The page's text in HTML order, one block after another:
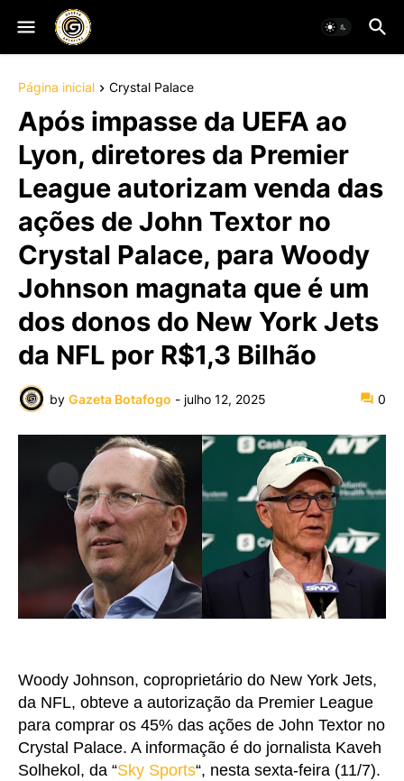
Página inicial Crystal Palace
Após impasse da UEFA ao
Lyon, diretores da Premier
League autorizam venda das
ações de John Textor no
Crystal Palace, para Woody
Johnson magnata que é um
dos donos do New York Jets
da NFL por R$1,3 Bilhão
by Gazeta Botafogo - julho 12, 2025 0
Woody Johnson, coproprietário do New York Jets,
da NFL, obteve a autorização da Premier League
para comprar os 45% das ações de John Textor no
Crystal Palace. A informação é do jornalista Kaveh
Solhekol, da “Sky Sports“, nesta sexta-feira (11/7).